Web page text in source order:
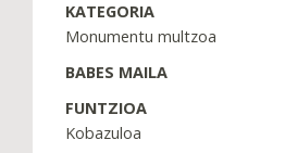
KATEGORIA
Monumentu multzoa
BABES MAILA
FUNTZIOA
Kobazuloa